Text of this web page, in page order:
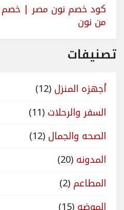
كود خصم نون مصر | خصم
من نون
تصنيفات
أجهزه المنزل (12)
السفر والرحلات (11)
الصحه والجمال (12)
المدونه (20)
المطاعم (2)